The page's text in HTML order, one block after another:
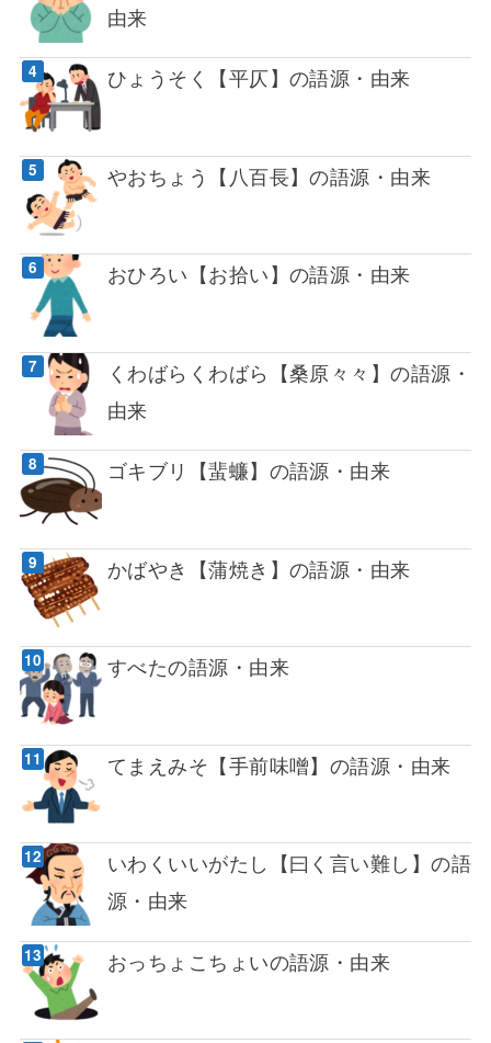
由来
ひょうそく【平仄】の語源・由来
やおちょう【八百長】の語源・由来
おひろい【お拾い】の語源・由来
くわばらくわばら【桑原々々】の語源・
由来
ゴキブリ【蜚蠊】の語源・由来
かばやき【蒲焼き】の語源・由来
すべたの語源・由来
てまえみそ【手前味噌】の語源・由来
いわくいいがたし【曰く言い難し】の語
源・由来
おっちょこちょいの語源・由来